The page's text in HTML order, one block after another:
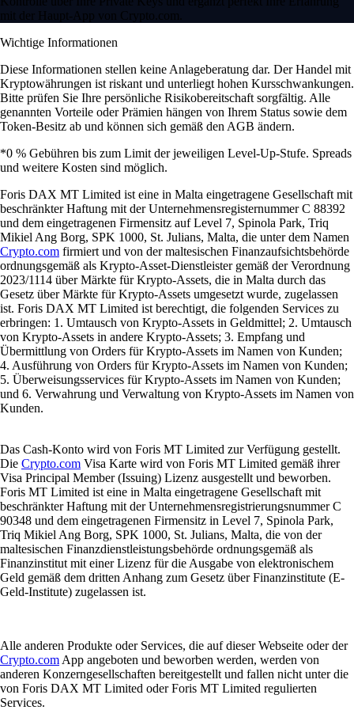
mit der Haupt-App von Crypto.com.
Wichtige Informationen
Diese Informationen stellen keine Anlageberatung dar. Der Handel mit
Kryptowährungen ist riskant und unterliegt hohen Kursschwankungen.
Bitte prüfen Sie Ihre persönliche Risikobereitschaft sorgfältig. Alle
genannten Vorteile oder Prämien hängen von Ihrem Status sowie dem
Token-Besitz ab und können sich gemäß den AGB ändern.
*0 % Gebühren bis zum Limit der jeweiligen Level-Up-Stufe. Spreads
und weitere Kosten sind möglich.
Foris DAX MT Limited ist eine in Malta eingetragene Gesellschaft mit
beschränkter Haftung mit der Unternehmensregisternummer C 88392
und dem eingetragenen Firmensitz auf Level 7, Spinola Park, Triq
Mikiel Ang Borg, SPK 1000, St. Julians, Malta, die unter dem Namen
Crypto.com firmiert und von der maltesischen Finanzaufsichtsbehörde
ordnungsgemäß als Krypto-Asset-Dienstleister gemäß der Verordnung
2023/1114 über Märkte für Krypto-Assets, die in Malta durch das
Gesetz über Märkte für Krypto-Assets umgesetzt wurde, zugelassen
ist. Foris DAX MT Limited ist berechtigt, die folgenden Services zu
erbringen: 1. Umtausch von Krypto-Assets in Geldmittel; 2. Umtausch
von Krypto-Assets in andere Krypto-Assets; 3. Empfang und
Übermittlung von Orders für Krypto-Assets im Namen von Kunden;
4. Ausführung von Orders für Krypto-Assets im Namen von Kunden;
5. Überweisungsservices für Krypto-Assets im Namen von Kunden;
und 6. Verwahrung und Verwaltung von Krypto-Assets im Namen von
Kunden.
Das Cash-Konto wird von Foris MT Limited zur Verfügung gestellt.
Die Crypto.com Visa Karte wird von Foris MT Limited gemäß ihrer
Visa Principal Member (Issuing) Lizenz ausgestellt und beworben.
Foris MT Limited ist eine in Malta eingetragene Gesellschaft mit
beschränkter Haftung mit der Unternehmensregistrierungsnummer C
90348 und dem eingetragenen Firmensitz in Level 7, Spinola Park,
Triq Mikiel Ang Borg, SPK 1000, St. Julians, Malta, die von der
maltesischen Finanzdienstleistungsbehörde ordnungsgemäß als
Finanzinstitut mit einer Lizenz für die Ausgabe von elektronischem
Geld gemäß dem dritten Anhang zum Gesetz über Finanzinstitute (E-
Geld-Institute) zugelassen ist.
Alle anderen Produkte oder Services, die auf dieser Webseite oder der
Crypto.com App angeboten und beworben werden, werden von
anderen Konzerngesellschaften bereitgestellt und fallen nicht unter die
von Foris DAX MT Limited oder Foris MT Limited regulierten
Services.